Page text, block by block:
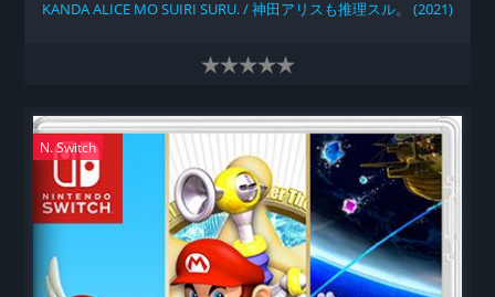
KANDA ALICE MO SUIRI SURU. / 神田アリスも推理スル。 (2021)
N. Switch